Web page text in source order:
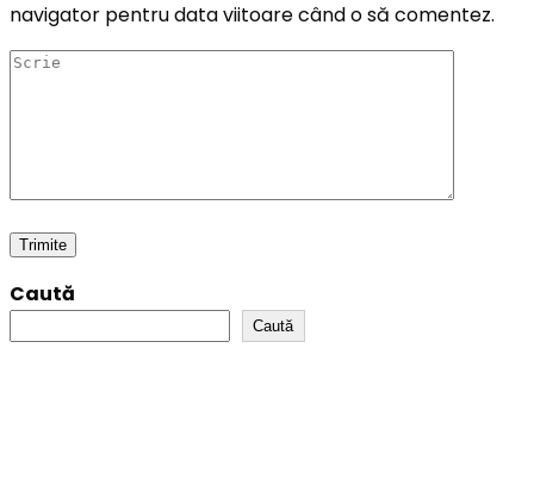
navigator pentru data viitoare când o să comentez.
Caută
Caută